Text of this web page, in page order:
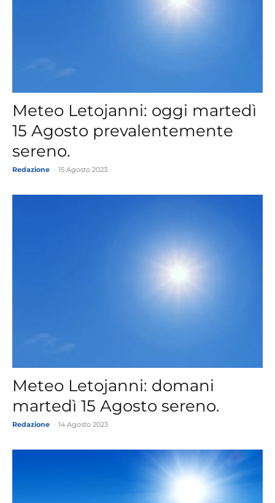
Meteo Letojanni: oggi martedì
15 Agosto prevalentemente
sereno.
Redazione 15 Agosto 2023
Meteo Letojanni: domani
martedì 15 Agosto sereno.
Redazione 14 Agosto 2023